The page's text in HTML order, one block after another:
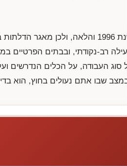
מודיעין-מכבים-רעות היא עיר צעירה יחסית. רוב שכונותיה נבנו משנת
רב-נקודתי, ובבתים הפרטיים
העבודה, על הכלים הנדרשים
שבו אתם נעולים בחוץ, הוא